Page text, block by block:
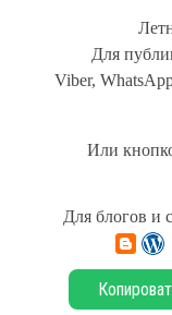
Для
Viber,
Или
Для блогов и